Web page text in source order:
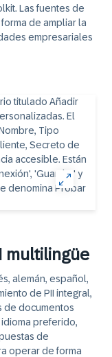
Las fuentes de
de ampliar la
empresariales
multilingüe
alemán, español,
de PII integral,
de documentos
preferido,
de
operar de forma